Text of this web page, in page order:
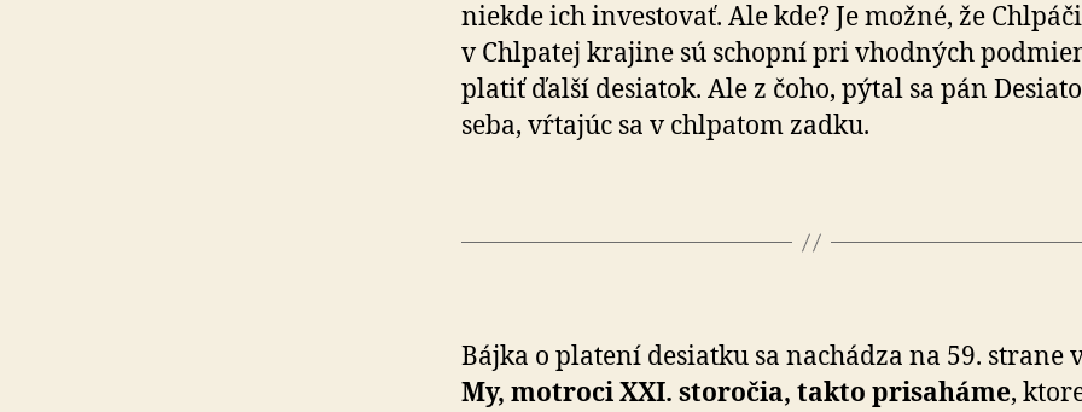
niekde ich investovať. Ale kde? Je možné, že Chlpáči
v Chlpa­tej kra­ji­ne sú schopní pri vhod­ných
platiť ďalší desiatok. Ale z čoho, pýtal sa pán
seba, vŕtajúc sa v chlpatom zadku.
Bájka o platení desiatku sa nachádza na 59. strane
My, motroci XXI. storočia, takto prisaháme,